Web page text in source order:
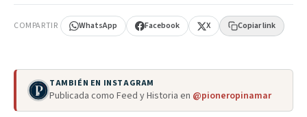
COMPARTIR WhatsApp Facebook X Copiar link
TAMBIÉN EN INSTAGRAM
Publicada como Feed y Historia en @pioneropinamar